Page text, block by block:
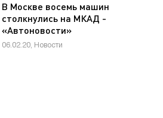
В Москве восемь машин
столкнулись на МКАД -
«Автоновости»
06.02.20, Новости